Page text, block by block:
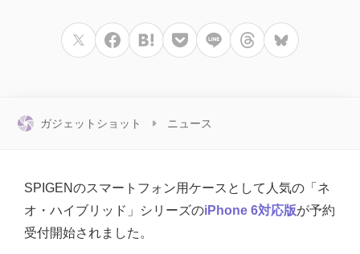
ガジェットショット ニュース
SPIGENのスマートフォン用ケースとして人気の「ネ
オ・ハイブリッド」シリーズのiPhone 6対応版が予約
受付開始されました。